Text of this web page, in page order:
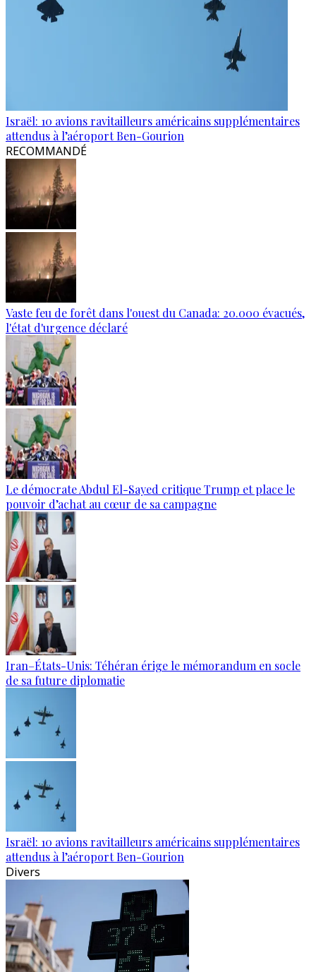
Israël: 10 avions ravitailleurs américains supplémentaires
attendus à l’aéroport Ben-Gourion
RECOMMANDÉ
Vaste feu de forêt dans l'ouest du Canada: 20.000 évacués,
l'état d'urgence déclaré
Le démocrate Abdul El-Sayed critique Trump et place le
pouvoir d’achat au cœur de sa campagne
Iran–États-Unis: Téhéran érige le mémorandum en socle
de sa future diplomatie
Israël: 10 avions ravitailleurs américains supplémentaires
attendus à l’aéroport Ben-Gourion
Divers